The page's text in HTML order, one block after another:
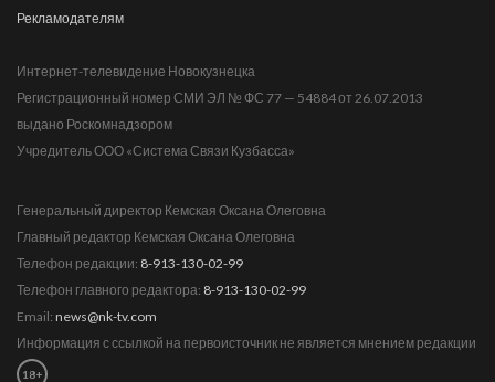
Рекламодателям
Интернет-телевидение Новокузнецка
Регистрационный номер СМИ ЭЛ № ФС 77 — 54884 от 26.07.2013
выдано Роскомнадзором
Учредитель ООО «Система Связи Кузбасса»
Генеральный директор Кемская Оксана Олеговна
Главный редактор Кемская Оксана Олеговна
Телефон редакции: 8-913-130-02-99
Телефон главного редактора: 8-913-130-02-99
Email: news@nk-tv.com
Информация с ссылкой на первоисточник не является мнением редакции
18+